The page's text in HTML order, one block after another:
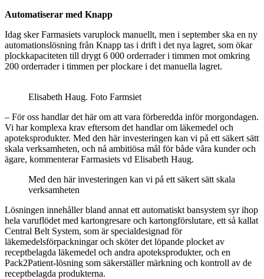
Automatiserar med Knapp
Idag sker Farmasiets varuplock manuellt, men i september ska en ny
automationslösning från Knapp tas i drift i det nya lagret, som ökar
plockkapaciteten till drygt 6 000 orderrader i timmen mot omkring
200 orderrader i timmen per plockare i det manuella lagret.
Elisabeth Haug. Foto Farmsiet
– För oss handlar det här om att vara förberedda inför morgondagen.
Vi har komplexa krav eftersom det handlar om läkemedel och
apoteksprodukter. Med den här investeringen kan vi på ett säkert sätt
skala verksamheten, och nå ambitiösa mål för både våra kunder och
ägare, kommenterar Farmasiets vd Elisabeth Haug.
Med den här investeringen kan vi på ett säkert sätt skala
verksamheten
Lösningen innehåller bland annat ett automatiskt bansystem syr ihop
hela varuflödet med kartongresare och kartongförslutare, ett så kallat
Central Belt System, som är specialdesignad för
läkemedelsförpackningar och sköter det löpande plocket av
receptbelagda läkemedel och andra apoteksprodukter, och en
Pack2Patient-lösning som säkerställer märkning och kontroll av de
receptbelagda produkterna.